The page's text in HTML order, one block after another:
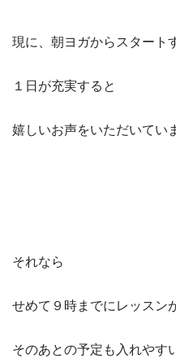
現に、朝ヨガからスタート
１日が充実すると
嬉しいお声をいただいてい
それなら
せめて９時までにレッスン
そのあとの予定も入れやす